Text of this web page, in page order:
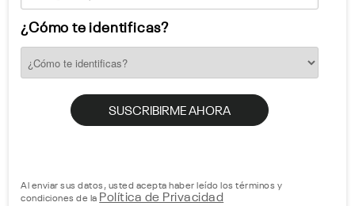
¿Cómo te identificas?
Al enviar sus datos, usted acepta haber leído los términos y
condiciones de la Política de Privacidad